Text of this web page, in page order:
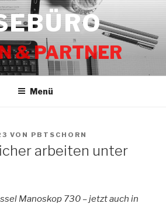
& PARTNER
Menü
VON PBTSCHORN
arbeiten unter
Manoskop 730 – jetzt auch in